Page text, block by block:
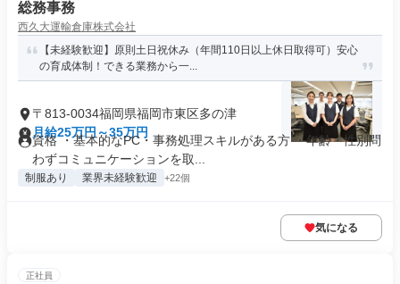
総務事務
西久大運輸倉庫株式会社
【未経験歓迎】原則土日祝休み（年間110日以上休日取得可）安心
の育成体制！できる業務から一...
〒813-0034福岡県福岡市東区多の津
月給25万円～35万円
資格 ・基本的なPC・事務処理スキルがある方 ・年齢・性別問
わずコミュニケーションを取...
制服あり 業界未経験歓迎 +22個
気になる
正社員